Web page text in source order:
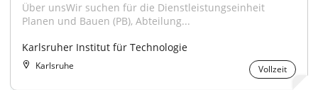
Über unsWir suchen für die Dienstleistungseinheit
Planen und Bauen (PB), Abteilung...
Karlsruher Institut für Technologie
Karlsruhe Vollzeit